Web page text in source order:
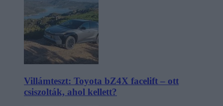
Villámteszt: Toyota bZ4X facelift – ott
csiszolták, ahol kellett?